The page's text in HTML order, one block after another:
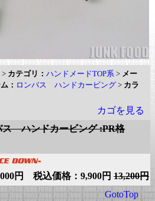
> カテゴリ： ハンドメードTOP系 > メー
： ロンバス ハンドカービング > カラ
カゴを見る
ス ハンドカービング :PR格
円 税込価格：9,900円 13,200円
GotoTop